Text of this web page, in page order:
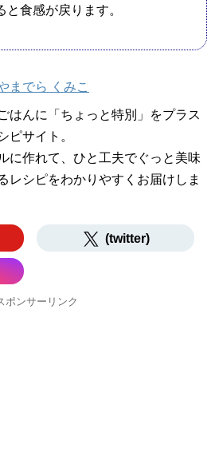
食感が戻ります。
までら くみこ
はんに「ちょっと特別」をプラス
ピサイト。
に作れて、ひと工夫でぐっと美味
レシピをわかりやすくお届けしま
(twitter)
ポンサーリンク